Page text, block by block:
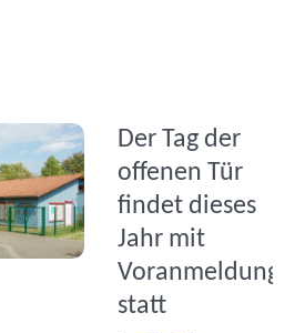
Der Tag der
offenen Tür
findet dieses
Jahr mit
Voranmeldung
statt